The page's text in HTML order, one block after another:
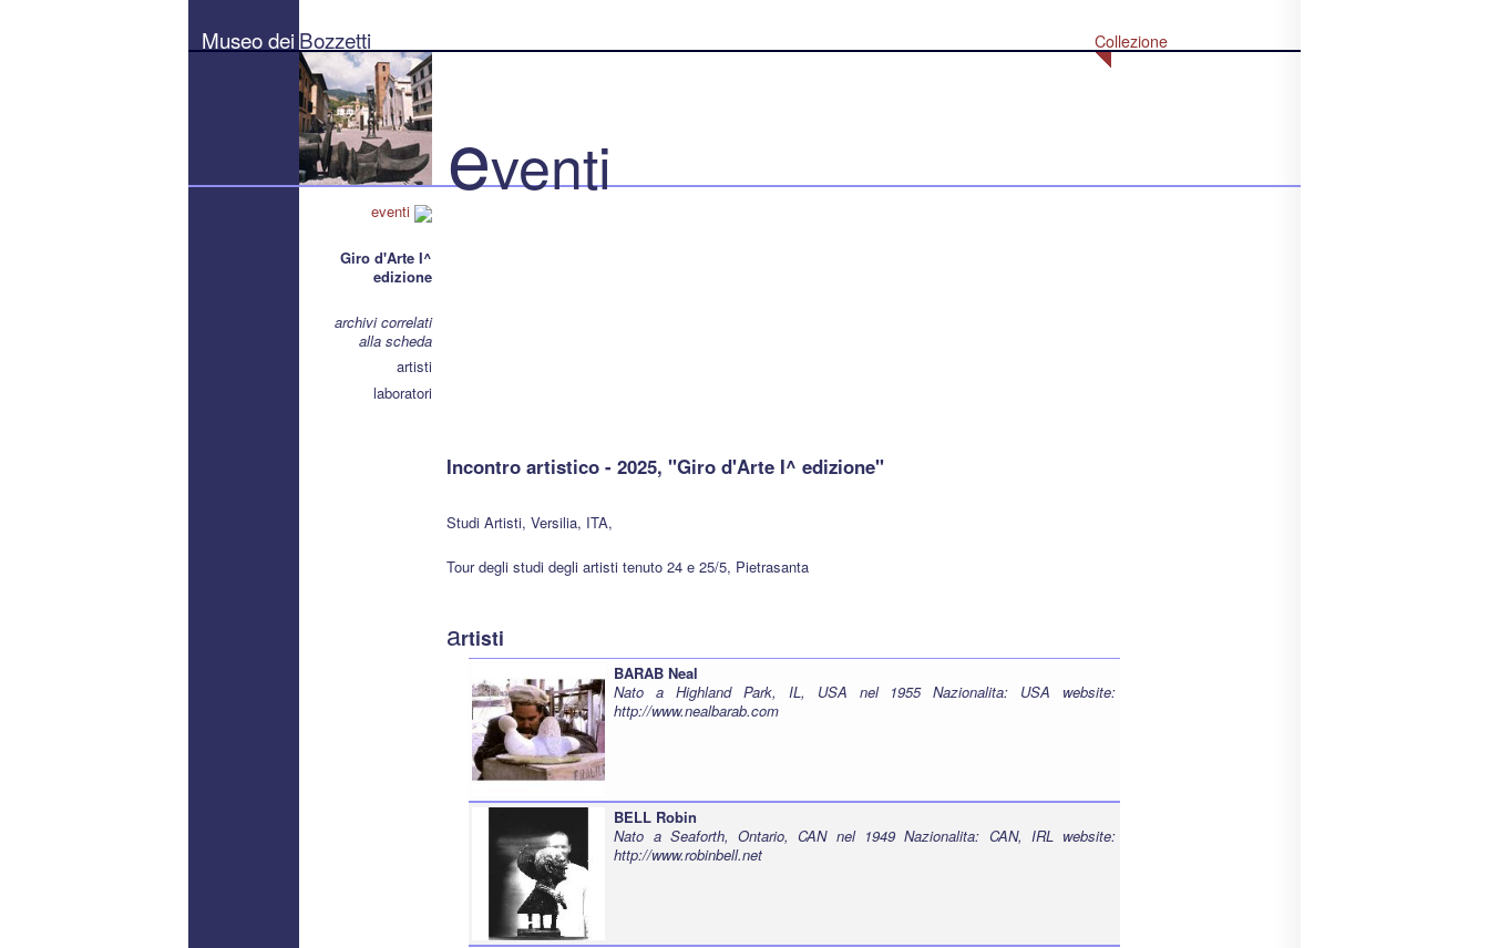
Museo dei Bozzetti
eventi
Giro d'Arte I^
edizione
archivi correlati
alla scheda
artisti
laboratori
Collezione
eventi
Incontro artistico - 2025, "Giro d'Arte I^ edizione"
Studi Artisti, Versilia, ITA,
Tour degli studi degli artisti tenuto 24 e 25/5, Pietrasanta
artisti
BARAB Neal
Nato a Highland Park, IL, USA nel 1955 Nazionalita: USA website:
http://www.nealbarab.com
BELL Robin
Nato a Seaforth, Ontario, CAN nel 1949 Nazionalita: CAN, IRL website:
http://www.robinbell.net